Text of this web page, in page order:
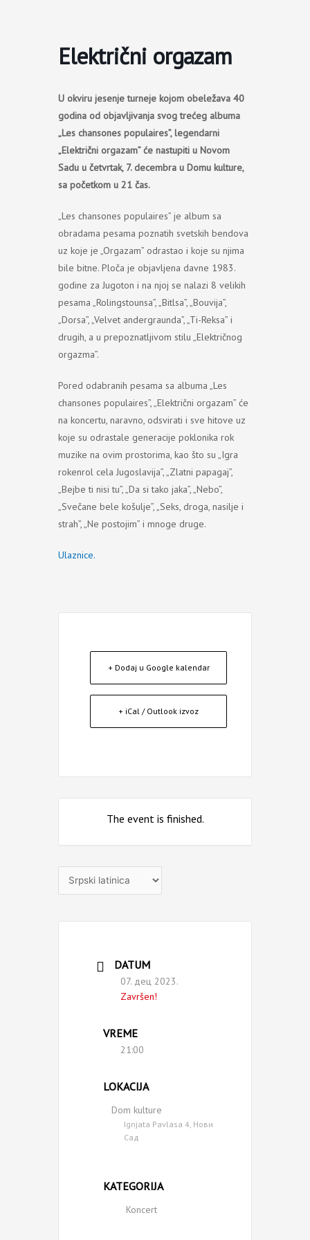
Električni orgazam
U okviru jesenje turneje kojom obeležava 40
godina od objavljivanja svog trećeg albuma
„Les chansones populaires”, legendarni
„Električni orgazam” će nastupiti u Novom
Sadu u četvrtak, 7. decembra u Domu kulture,
sa početkom u 21 čas.
„Les chansones populaires” je album sa
obradama pesama poznatih svetskih bendova
uz koje je „Orgazam” odrastao i koje su njima
bile bitne. Ploča je objavljena davne 1983.
godine za Jugoton i na njoj se nalazi 8 velikih
pesama „Rolingstounsa”, „Bitlsa”, „Bouvija”,
„Dorsa”, „Velvet andergraunda”, „Ti-Reksa” i
drugih, a u prepoznatljivom stilu „Električnog
orgazma”.
Pored odabranih pesama sa albuma „Les
chansones populaires”, „Električni orgazam” će
na koncertu, naravno, odsvirati i sve hitove uz
koje su odrastale generacije poklonika rok
muzike na ovim prostorima, kao što su „Igra
rokenrol cela Jugoslavija”, „Zlatni papagaj”,
„Bejbe ti nisi tu”, „Da si tako jaka”, „Nebo”,
„Svečane bele košulje”, „Seks, droga, nasilje i
strah”, „Ne postojim” i mnoge druge.
Ulaznice.
+ Dodaj u Google kalendar
+ iCal / Outlook izvoz
The event is finished.
DATUM
07. дец 2023.
Završen!
VREME
21:00
LOKACIJA
Dom kulture
Ignjata Pavlasa 4, Нови
Сад
KATEGORIJA
Koncert